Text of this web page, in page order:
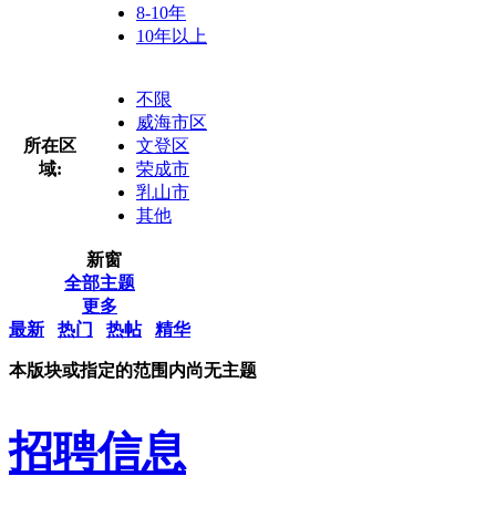
8-10年
10年以上
所在区
域:
不限
威海市区
文登区
荣成市
乳山市
其他
新窗
全部主题
更多
最新
热门 热帖 精华
本版块或指定的范围内尚无主题
招聘信息